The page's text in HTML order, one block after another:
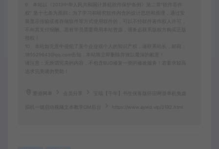
9、本站以《2013中华人民共和国计算机软件保护条例》第二章"软件菩作
权” 第十七条为原则：为了学习和研究软件内含的设计思想和原理，通过安
装显示传输或者存储软件等方式使用软件的，可以不经软件著作权人许可，
不向其支付报酬。若有学员需要商用本站资源，请务必联系版权方购买正版
10、本站如无意中侵犯了某个企业或个人的知识产权，请联系站长，邮箱：
185529643@qq.com告知，本站将立即删除并致以最深的歉意！
请注意：无所谓完美的内容，不包含BUG修复一类的修改服务！若要求较高
追求完美请勿赞助！
爱游网单 宝端【千年】书生侠客版怀旧网游单机免虚
拟机一键启动视频文本教学GM后台 https://www.aywd.vip/3192.html